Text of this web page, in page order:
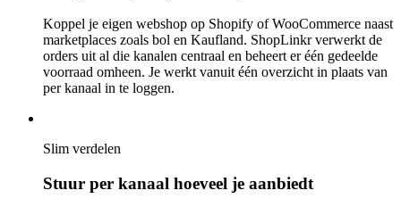
Koppel je eigen webshop op Shopify of WooCommerce naast
marketplaces zoals bol en Kaufland. ShopLinkr verwerkt de
orders uit al die kanalen centraal en beheert er één gedeelde
voorraad omheen. Je werkt vanuit één overzicht in plaats van
per kanaal in te loggen.
Slim verdelen
Stuur per kanaal hoeveel je aanbiedt